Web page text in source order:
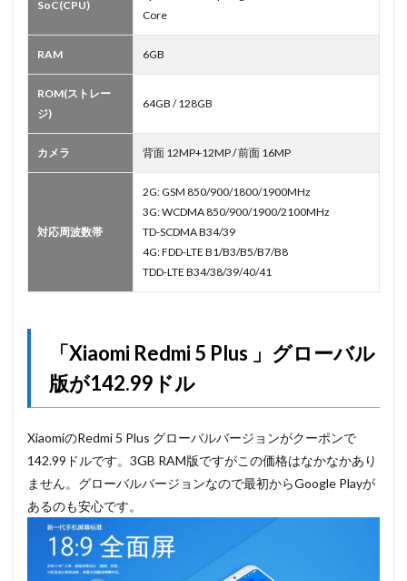
SoC(CPU)
Core
RAM 6GB
ROM(ストレー
ジ)
64GB / 128GB
カメラ 背面 12MP+12MP / 前面 16MP
対応周波数帯
2G: GSM 850/900/1800/1900MHz
3G: WCDMA 850/900/1900/2100MHz
TD-SCDMA B34/39
4G: FDD-LTE B1/B3/B5/B7/B8
TDD-LTE B34/38/39/40/41
「Xiaomi Redmi 5 Plus 」グローバル
版が142.99ドル
XiaomiのRedmi 5 Plus グローバルバージョンがクーポンで
142.99ドルです。3GB RAM版ですがこの価格はなかなかあり
ません。グローバルバージョンなので最初からGoogle Playが
あるのも安心です。